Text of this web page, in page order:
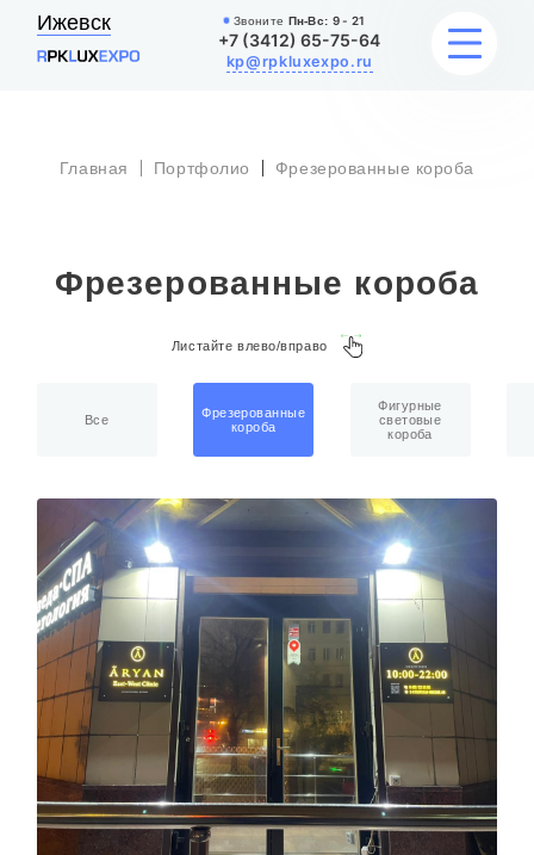
Ижевск Звоните Пн-Вс: 9 - 21
+7 (3412) 65-75-64
kp@rpkluxexpo.ru
АКЦИИ
О КОМПАНИИ
Главная Портфолио Фрезерованные короба
Фрезерованные короба
Листайте влево/вправо
Все
Фрезерованные
короба
Фигурные
световые
короба